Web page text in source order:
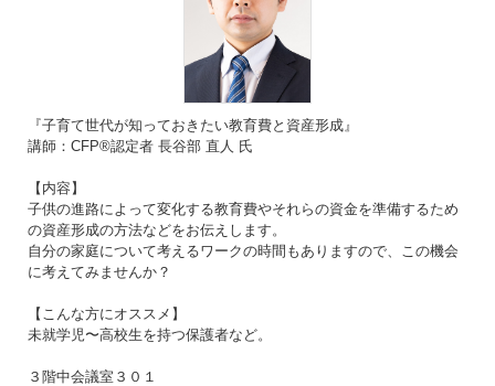
『子育て世代が知っておきたい教育費と資産形成』
講師：CFP®認定者 長谷部 直人 氏
【内容】
子供の進路によって変化する教育費やそれらの資金を準備するため
の資産形成の方法などをお伝えします。
自分の家庭について考えるワークの時間もありますので、この機会
に考えてみませんか？
【こんな方にオススメ】
未就学児〜高校生を持つ保護者など。
３階中会議室３０１